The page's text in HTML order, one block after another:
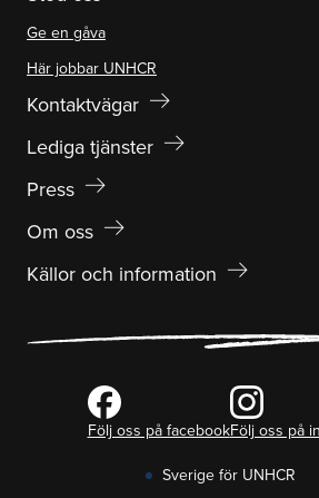
Ge en gåva
Här jobbar UNHCR
Kontaktvägar arrow_right_alt
Lediga tjänster arrow_right_alt
Press arrow_right_alt
Om oss arrow_right_alt
Källor och information arrow_right_alt
Följ oss på facebookFölj oss på
Sverige för UNHCR